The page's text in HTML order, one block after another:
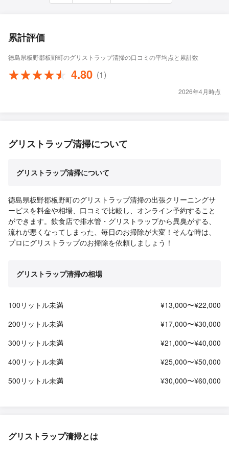
累計評価
徳島県板野郡板野町のグリストラップ清掃の口コミの平均点と累計数
4.80 (1)
2026年4月時点
グリストラップ清掃について
グリストラップ清掃について
徳島県板野郡板野町のグリストラップ清掃の出張クリーニングサ
ービスを料金や相場、口コミで比較し、オンライン予約すること
ができます。飲食店で排水管・グリストラップから異臭がする、
流れが悪くなってしまった、毎日のお掃除が大変！そんな時は、
プロにグリストラップのお掃除を依頼しましょう！
グリストラップ清掃の相場
100リットル未満
¥13,000〜¥22,000
200リットル未満
¥17,000〜¥30,000
300リットル未満
¥21,000〜¥40,000
400リットル未満
¥25,000〜¥50,000
500リットル未満
¥30,000〜¥60,000
グリストラップ清掃とは